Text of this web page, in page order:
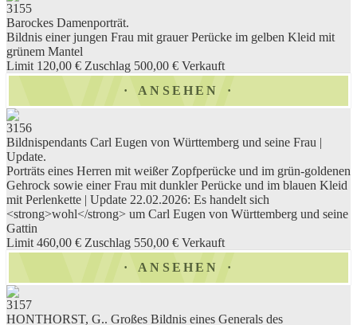
3155
Barockes Damenporträt.
Bildnis einer jungen Frau mit grauer Perücke im gelben Kleid mit
grünem Mantel
Limit 120,00 € Zuschlag 500,00 € Verkauft
ANSEHEN
3156
Bildnispendants Carl Eugen von Württemberg und seine Frau |
Update.
Porträts eines Herren mit weißer Zopfperücke und im grün-goldenen
Gehrock sowie einer Frau mit dunkler Perücke und im blauen Kleid
mit Perlenkette | Update 22.02.2026: Es handelt sich
<strong>wohl</strong> um Carl Eugen von Württemberg und seine
Gattin
Limit 460,00 € Zuschlag 550,00 € Verkauft
ANSEHEN
3157
HONTHORST, G.. Großes Bildnis eines Generals des